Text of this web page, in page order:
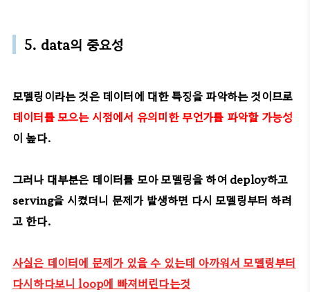
5. data의 중요성
모델링이라는 것은 데이터에 대한 특징을 파악하는 것이므로
데이터를 모으는 시점에서 유의미한 무언가를 파악할 가능성
이 높다.
그러나 대부분은 데이터를 모아 모델링을 하여 deploy하고
serving을 시켰더니 문제가 발생하면 다시 모델링부터 하려
고 한다.
사실은 데이터에 문제가 있을 수 있는데 아까워서 모델링부터
다시하다보니 loop에 빠져버린다는것